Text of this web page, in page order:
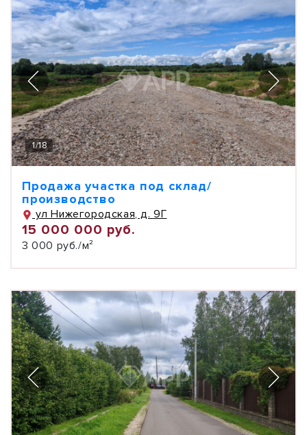
1/18
Продажа участка под склад/
производство
ул Нижегородская, д. 9Г
15 000 000 руб.
3 000 руб./м²